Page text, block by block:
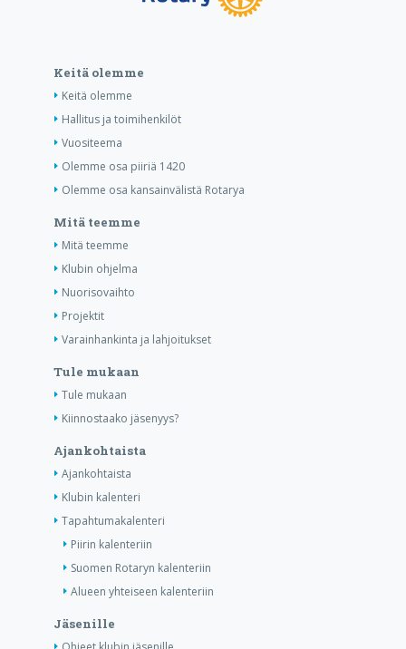
Keitä olemme
Keitä olemme
Hallitus ja toimihenkilöt
Vuositeema
Olemme osa piiriä 1420
Olemme osa kansainvälistä Rotarya
Mitä teemme
Mitä teemme
Klubin ohjelma
Nuorisovaihto
Projektit
Varainhankinta ja lahjoitukset
Tule mukaan
Tule mukaan
Kiinnostaako jäsenyys?
Ajankohtaista
Ajankohtaista
Klubin kalenteri
Tapahtumakalenteri
Piirin kalenteriin
Suomen Rotaryn kalenteriin
Alueen yhteiseen kalenteriin
Jäsenille